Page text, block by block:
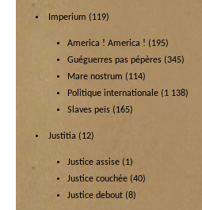
Imperium (119)
America ! America ! (195)
Guéguerres pas pépères (345)
Mare nostrum (114)
Politique internationale (1 138)
Slaves peïs (165)
Justitia (12)
Justice assise (1)
Justice couchée (40)
Justice debout (8)